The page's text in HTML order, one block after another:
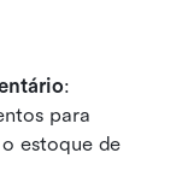
:
para
estoque de